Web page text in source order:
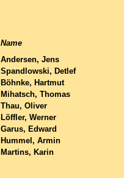
Name
Andersen, Jens
Spandlowski, Detlef
Böhnke, Hartmut
Mihatsch, Thomas
Thau, Oliver
Löffler, Werner
Garus, Edward
Hummel, Armin
Martins, Karin